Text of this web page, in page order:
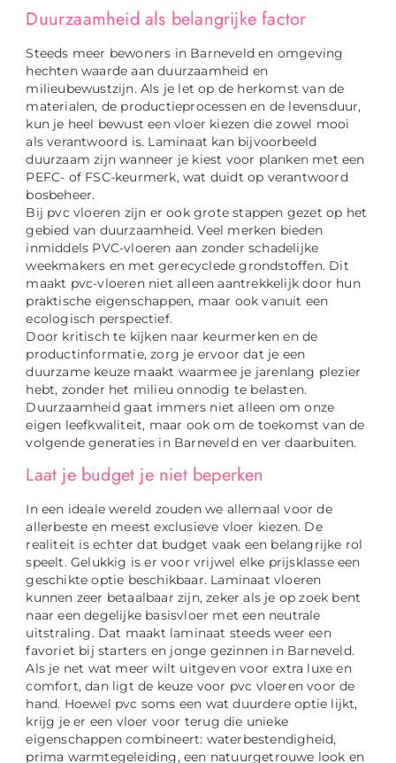
Duurzaamheid als belangrijke factor
Steeds meer bewoners in Barneveld en omgeving
hechten waarde aan duurzaamheid en
milieubewustzijn. Als je let op de herkomst van de
materialen, de productieprocessen en de levensduur,
kun je heel bewust een vloer kiezen die zowel mooi
als verantwoord is. Laminaat kan bijvoorbeeld
duurzaam zijn wanneer je kiest voor planken met een
PEFC- of FSC-keurmerk, wat duidt op verantwoord
bosbeheer.
Bij pvc vloeren zijn er ook grote stappen gezet op het
gebied van duurzaamheid. Veel merken bieden
inmiddels PVC-vloeren aan zonder schadelijke
weekmakers en met gerecyclede grondstoffen. Dit
maakt pvc-vloeren niet alleen aantrekkelijk door hun
praktische eigenschappen, maar ook vanuit een
ecologisch perspectief.
Door kritisch te kijken naar keurmerken en de
productinformatie, zorg je ervoor dat je een
duurzame keuze maakt waarmee je jarenlang plezier
hebt, zonder het milieu onnodig te belasten.
Duurzaamheid gaat immers niet alleen om onze
eigen leefkwaliteit, maar ook om de toekomst van de
volgende generaties in Barneveld en ver daarbuiten.
Laat je budget je niet beperken
In een ideale wereld zouden we allemaal voor de
allerbeste en meest exclusieve vloer kiezen. De
realiteit is echter dat budget vaak een belangrijke rol
speelt. Gelukkig is er voor vrijwel elke prijsklasse een
geschikte optie beschikbaar. Laminaat vloeren
kunnen zeer betaalbaar zijn, zeker als je op zoek bent
naar een degelijke basisvloer met een neutrale
uitstraling. Dat maakt laminaat steeds weer een
favoriet bij starters en jonge gezinnen in Barneveld.
Als je net wat meer wilt uitgeven voor extra luxe en
comfort, dan ligt de keuze voor pvc vloeren voor de
hand. Hoewel pvc soms een wat duurdere optie lijkt,
krijg je er een vloer voor terug die unieke
eigenschappen combineert: waterbestendigheid,
prima warmtegeleiding, een natuurgetrouwe look en